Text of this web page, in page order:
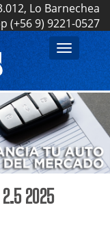
Lo Barnechea
(+56 9) 9221-0527
Lo Barnechea
(+56 9) 9221-0527
Toggle
navigation
2.5 2025